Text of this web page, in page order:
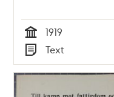
Tid
1919
Typ
Text